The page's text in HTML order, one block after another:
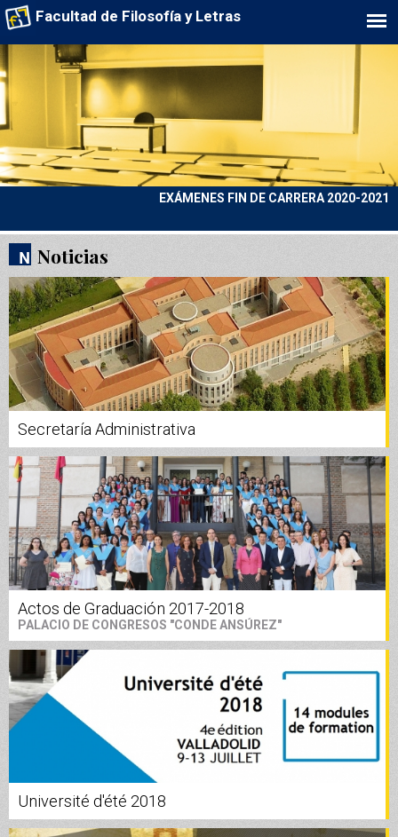
Facultad de Filosofía y Letras
EXÁMENES FIN DE CARRERA 2020-2021
PROTOCOLOS COVID-19
Noticias
Secretaría Administrativa
Actos de Graduación 2017-2018
PALACIO DE CONGRESOS "CONDE ANSÚREZ"
Université d'été 2018